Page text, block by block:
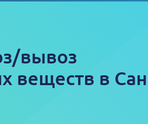
вывоз
веществ в